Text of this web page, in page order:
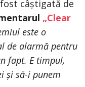
câștigată de
„Clear
este o
de alarmă pentru
fapt. E timpul,
și să-i punem